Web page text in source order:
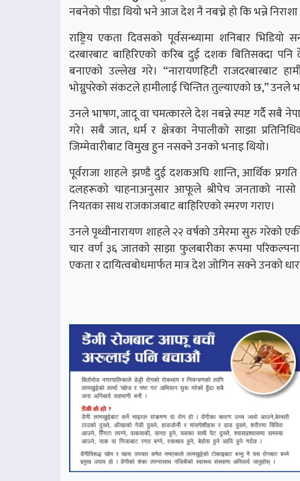
नबनेको पीडा थियो भने आज देश नै नबच्ने हो कि भन्ने
राष्ट्रिय एकता दिवसको पूर्वसन्ध्यामा शनिबार
दरबारबाट बाहिरिएको करिब दुई दशक बितिसक्दा
बनाएको उल्लेख गरे। “नारायणहिटी राजदरबारबाट
भोग्नुपरेको संकटले हामीलाई चिन्तित तुल्याएको छ,” उनले
उनले भाषण, जादू वा चमत्कारले देश नबन्ने स्पष्ट गर्दै सबै
गरे। सबै जात, धर्म र क्षेत्रका नेपालीको साझा
जिम्मेवारीबाट विमुख हुन नसक्ने उनको भनाइ थियो।
पूर्वराजा शाहले झण्डै दुई दशकअघि शान्ति, आर्थिक प्रगति
दलहरूको चाहनाअनुसार आफूले श्रीपेच जनताको
नियतका साथ राजकाजबाट बाहिरिएको स्मरण गराए।
उनले पृथ्वीनारायण शाहले २२ वर्षको उमेरमा सुरु
चार वर्ण ३६ जातको साझा फुलबारीका रूपमा
एकता र दायित्वबोधमार्फत मात्र देश जोगिन सक्ने उनको